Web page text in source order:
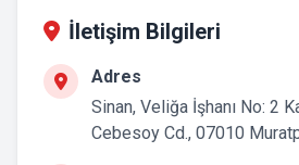
İletişim Bilgileri
Adres
Sinan, Veliğa İşhanı No: 2
Cebesoy Cd., 07010